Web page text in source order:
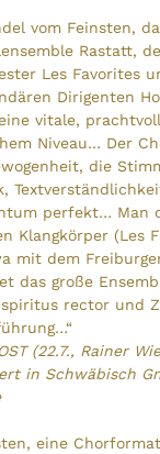
vom Feinsten,
Rastatt,
Les Favorites
Dirigenten
vitale,
Niveau… Der
die
perfekt… Man
Klangkörper (Les
mit dem
das große
spiritus rector und
(22.7., Rainer
in Schwäbisch
eine